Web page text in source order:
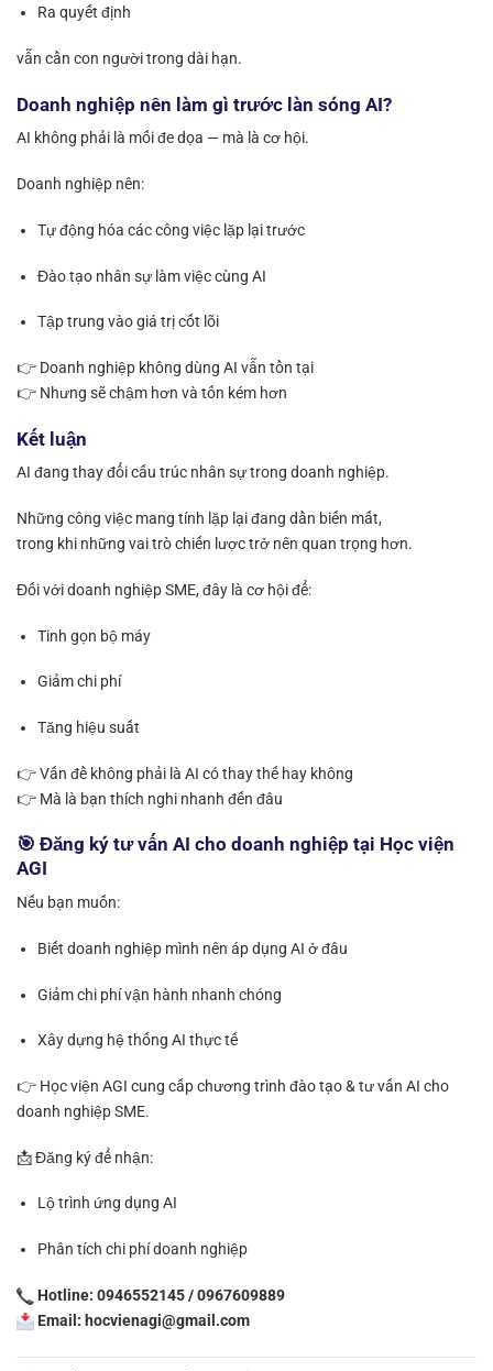
Ra quyết định
vẫn cần con người trong dài hạn.
Doanh nghiệp nên làm gì trước làn sóng AI?
AI không phải là mối đe dọa — mà là cơ hội.
Doanh nghiệp nên:
Tự động hóa các công việc lặp lại trước
Đào tạo nhân sự làm việc cùng AI
Tập trung vào giá trị cốt lõi
👉 Doanh nghiệp không dùng AI vẫn tồn tại
👉 Nhưng sẽ chậm hơn và tốn kém hơn
Kết luận
AI đang thay đổi cấu trúc nhân sự trong doanh nghiệp.
Những công việc mang tính lặp lại đang dần biến mất,
trong khi những vai trò chiến lược trở nên quan trọng hơn.
Đối với doanh nghiệp SME, đây là cơ hội để:
Tinh gọn bộ máy
Giảm chi phí
Tăng hiệu suất
👉 Vấn đề không phải là AI có thay thế hay không
👉 Mà là bạn thích nghi nhanh đến đâu
🎯 Đăng ký tư vấn AI cho doanh nghiệp tại Học viện
AGI
Nếu bạn muốn:
Biết doanh nghiệp mình nên áp dụng AI ở đâu
Giảm chi phí vận hành nhanh chóng
Xây dựng hệ thống AI thực tế
👉 Học viện AGI cung cấp chương trình đào tạo & tư vấn AI cho
doanh nghiệp SME.
📩 Đăng ký để nhận:
Lộ trình ứng dụng AI
Phân tích chi phí doanh nghiệp
Hotline: 0946552145 / 0967609889
Email: hocvienagi@gmail.com